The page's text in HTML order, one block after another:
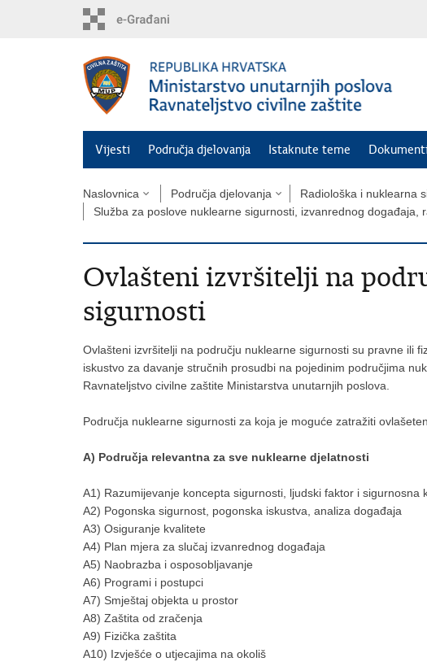
Vijesti Područja djelovanja Istaknute teme
Naslovnica Područja djelovanja
Radiološka i nuklearna
Služba za poslove nuklearne sigurnosti, izvanrednog događaja,
Ovlašteni izvršitelji na
sigurnosti
Ovlašteni izvršitelji na području nuklearne sigurnosti su pravne ili
iskustvo za davanje stručnih prosudbi na pojedinim područjima
Ravnateljstvo civilne zaštite Ministarstva unutarnjih poslova.
Područja nuklearne sigurnosti za koja je moguće zatražiti
A) Područja relevantna za sve nuklearne djelatnosti
A1) Razumijevanje koncepta sigurnosti, ljudski faktor i sigurnosna
A2) Pogonska sigurnost, pogonska iskustva, analiza događaja
A3) Osiguranje kvalitete
A4) Plan mjera za slučaj izvanrednog događaja
A5) Naobrazba i osposobljavanje
A6) Programi i postupci
A7) Smještaj objekta u prostor
A8) Zaštita od zračenja
A9) Fizička zaštita
A10) Izvješće o utjecajima na okoliš